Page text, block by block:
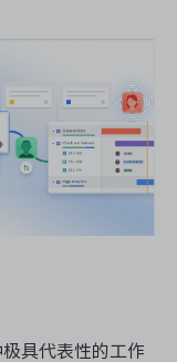
具代表性的工作